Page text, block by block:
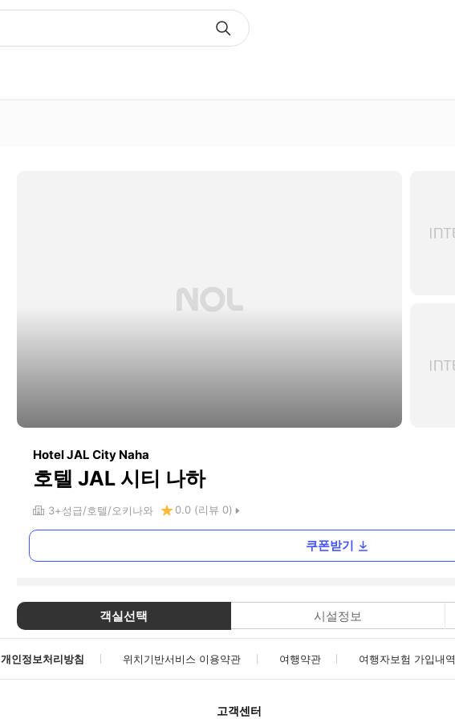
Hotel JAL City Naha
호텔 JAL 시티 나하
3+성급 호텔 오키나와 0.0 (리뷰 0)
쿠폰받기
객실선택 시설정보
개인정보처리방침 위치기반서비스 이용약관 여행약관 여행자보험 가입내역
고객센터